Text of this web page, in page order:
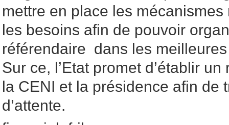
mettre en place les
les besoins afin de pouvoir
référendaire dans les
Sur ce, l’Etat promet d’établir
la CENI et la présidence afin de
d’attente.